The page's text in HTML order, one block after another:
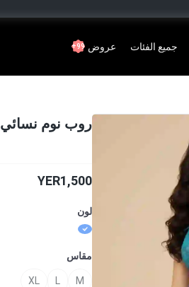
جميع الفئات عروض 99+
روب نوم نسائي
YER1,500
لون
مقاس
M
L
XL